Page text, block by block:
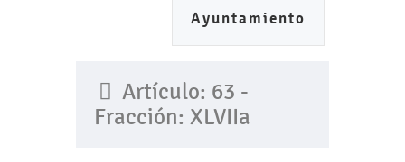
Ayuntamiento
Artículo: 63 -
Fracción: XLVIIa